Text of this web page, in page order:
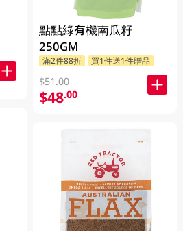
點點綠有機南瓜籽
250GM
滿2件88折 買1件送1件贈品
$51.00
$48.00